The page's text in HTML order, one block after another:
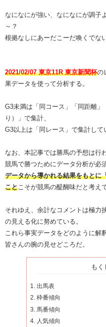
なになにが強い、なになにが調子
～？
根拠なしにあーだこーだ喚くでな
2021/02/07 東京11R 東京新聞杯の
果データを使って分析する。
G3未満は「同コース」「同距離
り）」で集計、
G3以上は「同レース」で集計して
なお、本記事では勝馬の予想は行
競馬で勝つためにデータ分析が必
データから導かれる結果をもとに
こと こそが競馬の醍醐味だと考え
それゆえ、余計なコメントは極力
の見える化に努めている。
これら事実データをどのように解
皆さんの腕の見せどころだ。
もく
出馬表
枠番傾向
馬番傾向
人気傾向